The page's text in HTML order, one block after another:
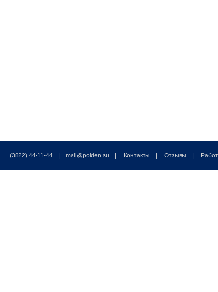
(3822) 44-11-44 | mail@polden.su | Контакты | Отзывы |